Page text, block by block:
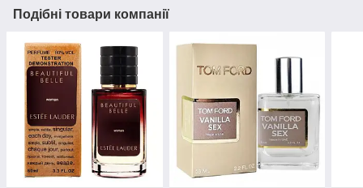
Подібні товари компанії